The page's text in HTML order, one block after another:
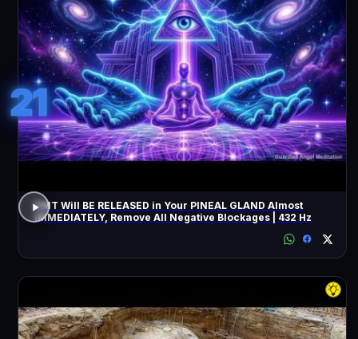
21
DMT Will BE RELEASED in Your PINEAL GLAND Almost
IMMEDIATELY, Remove All Negative Blockages | 432 Hz